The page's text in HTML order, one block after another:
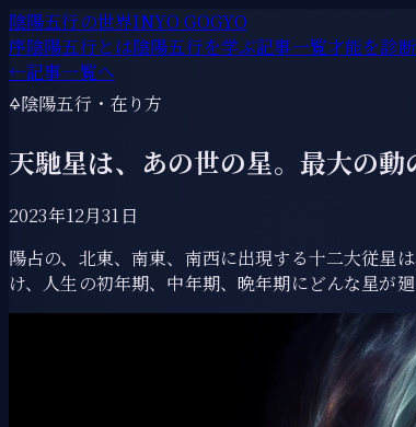
陰陽五行の世界INYO GOGYO
序陰陽五行とは陰陽五行を学ぶ記事一覧才能を診
←記事一覧へ
🜍陰陽五行・在り方
天馳星は、あの世の星。最大の
2023年12月31日
陽占の、北東、南東、南西に出現する十二大従星
け、人生の初年期、中年期、晩年期にどんな星が